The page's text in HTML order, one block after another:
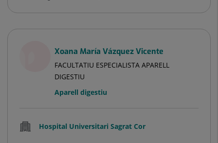
Xoana María Vázquez Vicente
FACULTATIU ESPECIALISTA APARELL
DIGESTIU
Aparell digestiu
Hospital Universitari Sagrat Cor